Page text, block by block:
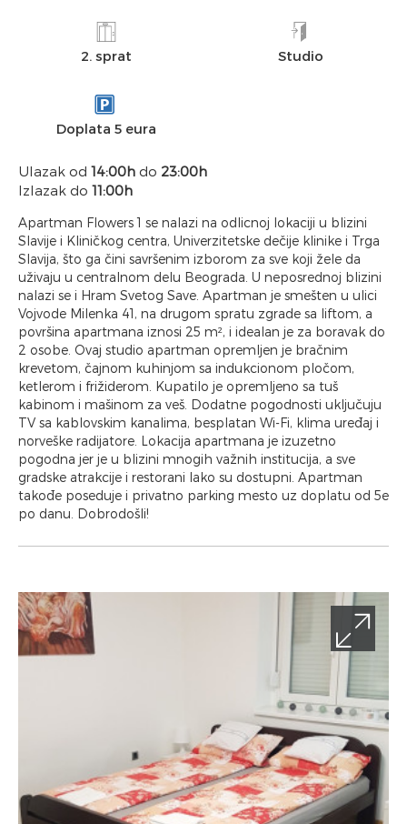
2. sprat Studio
Doplata 5 eura
Ulazak od 14:00h do 23:00h
Izlazak do 11:00h
Apartman Flowers 1 se nalazi na odlicnoj lokaciji u blizini
Slavije i Kliničkog centra, Univerzitetske dečije klinike i Trga
Slavija, što ga čini savršenim izborom za sve koji žele da
uživaju u centralnom delu Beograda. U neposrednoj blizini
nalazi se i Hram Svetog Save. Apartman je smešten u ulici
Vojvode Milenka 41, na drugom spratu zgrade sa liftom, a
površina apartmana iznosi 25 m², i idealan je za boravak do
2 osobe. Ovaj studio apartman opremljen je bračnim
krevetom, čajnom kuhinjom sa indukcionom pločom,
ketlerom i frižiderom. Kupatilo je opremljeno sa tuš
kabinom i mašinom za veš. Dodatne pogodnosti uključuju
TV sa kablovskim kanalima, besplatan Wi-Fi, klima uređaj i
norveške radijatore. Lokacija apartmana je izuzetno
pogodna jer je u blizini mnogih važnih institucija, a sve
gradske atrakcije i restorani lako su dostupni. Apartman
takođe poseduje i privatno parking mesto uz doplatu od 5e
po danu. Dobrodošli!